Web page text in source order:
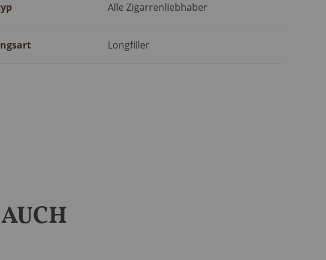
Alle Zigarrenliebhaber
Longfiller